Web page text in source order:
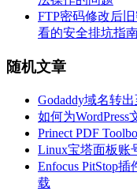
FTP密码修改后
看的安全排坑指
随机文章
Godaddy域名转
如何为
Prinect PDF
Linux宝塔面板账
Enfocus PitStop
载